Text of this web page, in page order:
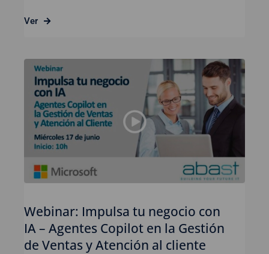
Ver
Webinar: Impulsa tu negocio con
IA – Agentes Copilot en la Gestión
de Ventas y Atención al cliente